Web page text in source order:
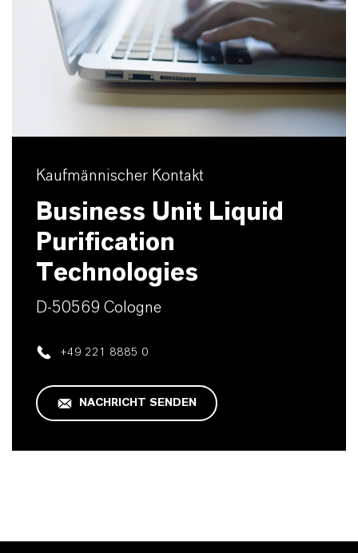
Kaufmännischer Kontakt
Business Unit Liquid
Purification
Technologies
D-50569 Cologne
+49 221 8885 0
NACHRICHT SENDEN